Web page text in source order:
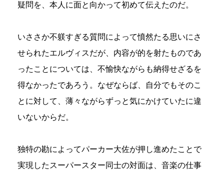
疑問を、本人に面と向かって初めて伝えたのだ。
いささか不躾すぎる質問によって憤然たる思いにさ
せられたエルヴィスだが、内容が的を射たものであ
ったことについては、不愉快ながらも納得せざるを
得なかったであろう。なぜならば、自分でもそのこ
とに対して、薄々ながらずっと気にかけていたに違
いないからだ。
独特の勘によってパーカー大佐が押し進めたことで
実現したスーパースター同士の対面は、音楽の仕事